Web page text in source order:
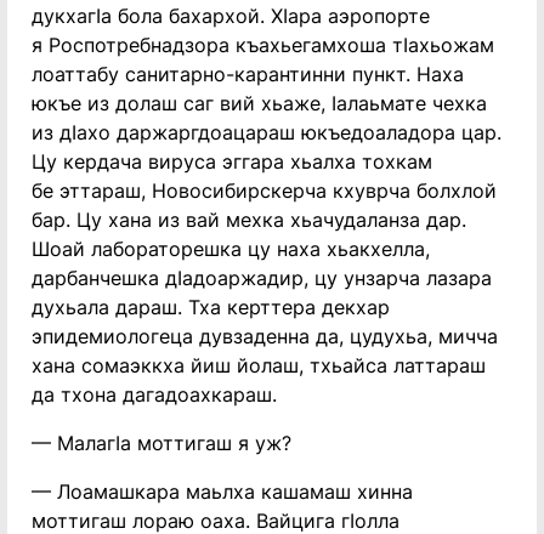
дукхагIа бола бахархой. ХIара аэропорте
я Роспотребнадзора къахьегамхоша тIахьожам
лоаттабу санитарно-карантинни пункт. Наха
юкъе из долаш саг вий хьаже, Iалаьмате чехка
из дIахо даржаргдоацараш юкъедоаладора цар.
Цу кердача вируса эггара хьалха тохкам
бе эттараш, Новосибирскерча кхуврча болхлой
бар. Цу хана из вай мехка хьачудаланза дар.
Шоай лабораторешка цу наха хьакхелла,
дарбанчешка дIадоаржадир, цу унзарча лазара
духьала дараш. Тха керттера декхар
эпидемиологеца дувзаденна да, цудухьа, мичча
хана сомаэккха йиш йолаш, тхьайса латтараш
да тхона дагадоахкараш.
— МалагIа моттигаш я уж?
— Лоамашкара маьлха кашамаш хинна
моттигаш лораю оаха. Вайцига гIолла